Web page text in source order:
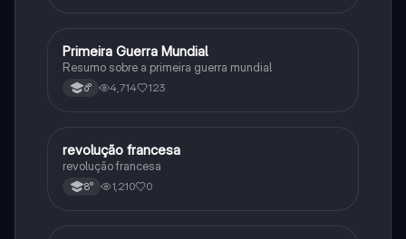
História
Primeira Guerra Mundial
Resumo sobre a primeira guerra mundial
6° 4,714 123
História
revolução francesa
revolução francesa
8° 1,210 0